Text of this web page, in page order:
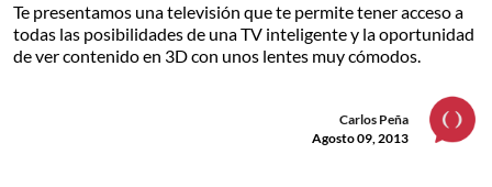
Te presentamos una televisión que te permite tener acceso a
todas las posibilidades de una TV inteligente y la oportunidad
de ver contenido en 3D con unos lentes muy cómodos.
Carlos Peña
Agosto 09, 2013